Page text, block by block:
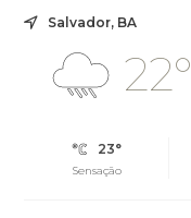
Salvador, BA
22°
23°
Sensação